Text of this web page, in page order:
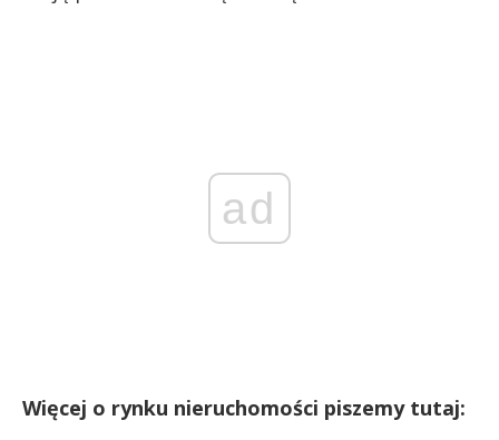
ad
Więcej o rynku nieruchomości piszemy tutaj: